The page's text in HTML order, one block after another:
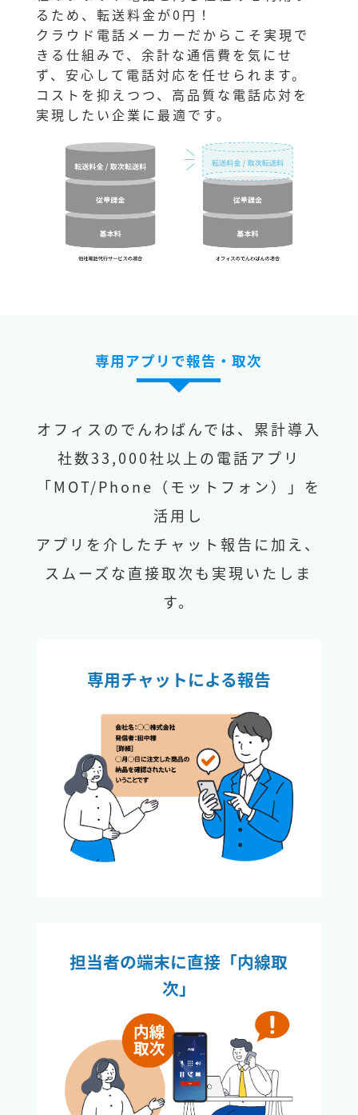
るため、転送料金が0円！
クラウド電話メーカーだからこそ実現で
きる仕組みで、余計な通信費を気にせ
ず、安心して電話対応を任せられます。
コストを抑えつつ、高品質な電話応対を
実現したい企業に最適です。
専用アプリで報告・取次
オフィスのでんわばんでは、累計導入
社数33,000社以上の電話アプリ
「MOT/Phone（モットフォン）」を
活用し
アプリを介したチャット報告に加え、
スムーズな直接取次も実現いたしま
す。
専用チャットによる報告
担当者の端末に直接「内線取
次」